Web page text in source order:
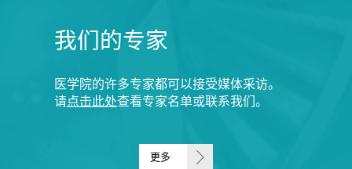
我们的专家
医学院的许多专家都可以接受媒体采访。
请点击此处查看专家名单或联系我们。
更多